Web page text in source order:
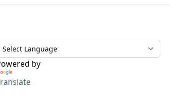
by